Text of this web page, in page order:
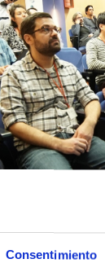
Consentimiento